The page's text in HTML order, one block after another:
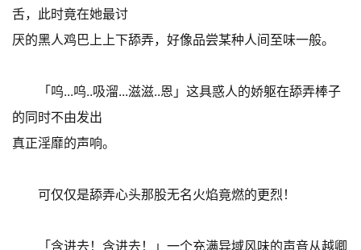
舌，此时竟在她最讨
厌的黑人鸡巴上上下舔弄，好像品尝某种人间至味一般。
「呜...呜..吸溜...滋滋..恩」这具惑人的娇躯在舔弄棒子
的同时不由发出
真正淫靡的声响。
可仅仅是舔弄心头那股无名火焰竟燃的更烈！
「含进去！含进去！」一个充满异域风味的声音从越卿